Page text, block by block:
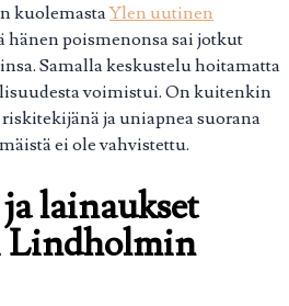
kuolemastaYlen uutinen
hänen poismenonsa sai jotkut
Samalla keskustelu hoitamatta
voimistui. On kuitenkin
ja uniapnea suorana
ei ole vahvistettu.
lainaukset
Lindholmin